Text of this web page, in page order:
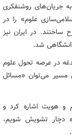
جریان‌های روشنفکری
علوم» را در
ساختند. در ایران نیز
شد.
در عرصه تحول علوم
مسیر می‌توان «مسائل
و هویت اشاره کرد و
دچار تشویش شویم،